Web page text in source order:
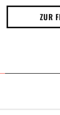
ZUR